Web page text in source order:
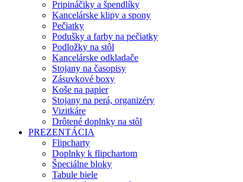
Pripináčiky a špendlíky
Kancelárske klipy a spony
Pečiatky
Podušky a farby na pečiatky
Podložky na stôl
Kancelárske odkladače
Stojany na časopisy
Zásuvkové boxy
Koše na papier
Stojany na perá, organizéry
Vizitkáre
Drôtené doplnky na stôl
PREZENTÁCIA
Flipcharty
Doplnky k flipchartom
Špeciálne bloky
Tabule biele